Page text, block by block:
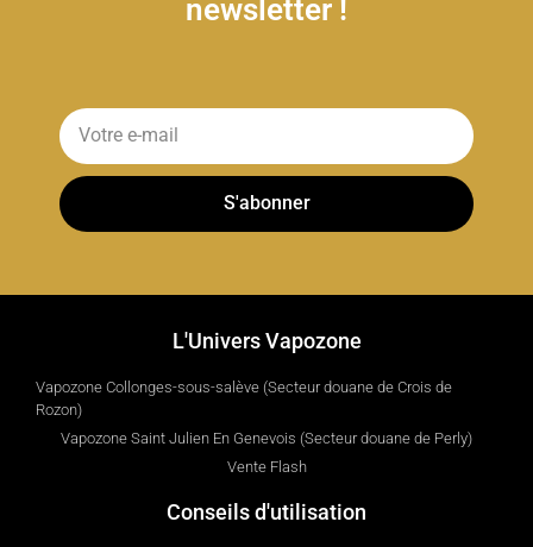
newsletter !
S'abonner
L'Univers Vapozone
Vapozone Collonges-sous-salève (Secteur douane de Crois de
Rozon)
Vapozone Saint Julien En Genevois (Secteur douane de Perly)
Vente Flash
Conseils d'utilisation